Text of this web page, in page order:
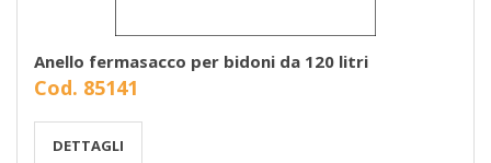
Anello fermasacco per bidoni da 120 litri
Cod. 85141
DETTAGLI